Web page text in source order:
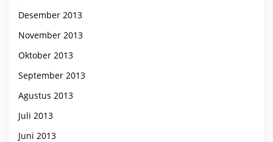
Desember 2013
November 2013
Oktober 2013
September 2013
Agustus 2013
Juli 2013
Juni 2013